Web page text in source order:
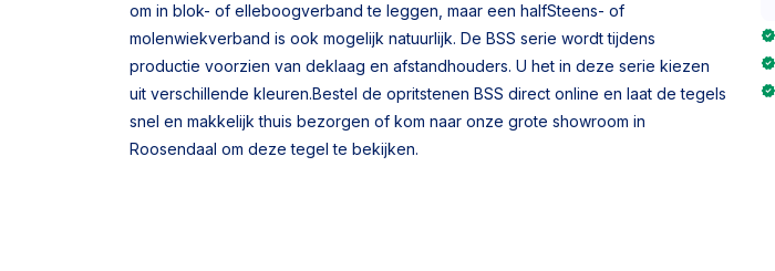
om in blok- of elleboogverband te leggen, maar een halfSteens- of
molenwiekverband is ook mogelijk natuurlijk. De BSS serie wordt tijdens
productie voorzien van deklaag en afstandhouders. U het in deze serie kiezen
uit verschillende kleuren.Bestel de opritstenen BSS direct online en laat de tegels
snel en makkelijk thuis bezorgen of kom naar onze grote showroom in
Roosendaal om deze tegel te bekijken.